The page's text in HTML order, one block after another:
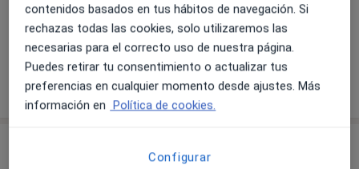
Primera visita Psicología
Pedir una cita
contenidos basados en tus hábitos de navegación. Si
rechazas todas las cookies, solo utilizaremos las
necesarias para el correcto uso de nuestra página.
Puedes retirar tu consentimiento o actualizar tus
preferencias en cualquier momento desde ajustes. Más
información en Política de cookies.
Configurar